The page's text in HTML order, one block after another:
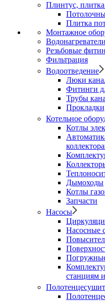
Плинтус,
Плитка
Монтажное
Водонагреватели
Резьбовые
Фильтрация
Водоотведение
Люки
Фитинги
Трубы
Котельное
Котлы
Дымоходы
Котлы
Запчасти
Насосы
Насосные
станциям